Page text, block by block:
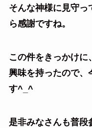
そんな神様に見守っ
ら感謝ですね。
この件をきっかけに
興味を持ったので、
す^_^
是非みなさんも普段